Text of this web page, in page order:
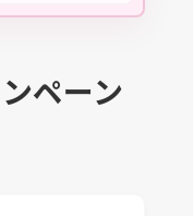
ペーン